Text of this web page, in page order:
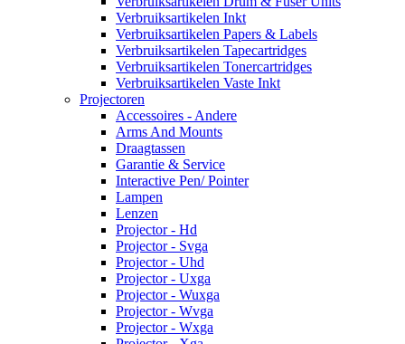
Verbruiksartikelen Inkt
Verbruiksartikelen Papers & Labels
Verbruiksartikelen Tapecartridges
Verbruiksartikelen Tonercartridges
Verbruiksartikelen Vaste Inkt
Projectoren
Accessoires - Andere
Arms And Mounts
Draagtassen
Garantie & Service
Interactive Pen/ Pointer
Lampen
Lenzen
Projector - Hd
Projector - Svga
Projector - Uhd
Projector - Uxga
Projector - Wuxga
Projector - Wvga
Projector - Wxga